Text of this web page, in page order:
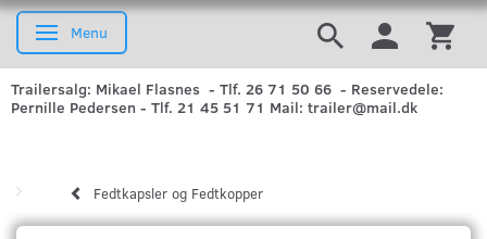
Skifte navigation
Menu
Trailersalg: Mikael Flasnes - Tlf. 26 71 50 66 - Reservedele:
Pernille Pedersen - Tlf. 21 45 51 71 Mail: trailer@mail.dk
Fedtkapsler og Fedtkopper